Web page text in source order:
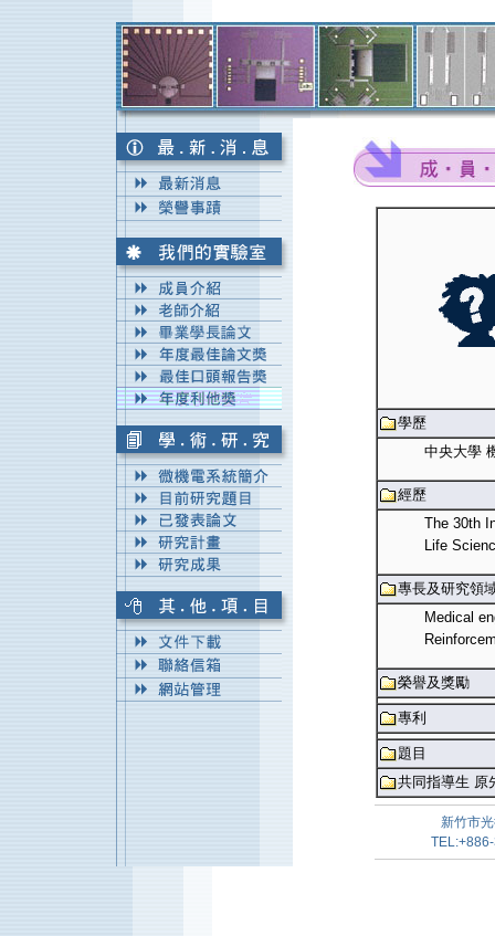
學歷
中央大學
經歷
The 30th
Life
專長及研究領
Medical
榮譽及獎勵
專利
題目
共同指導生 原
新竹市